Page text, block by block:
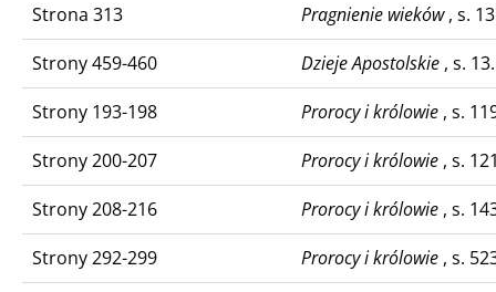
Strona 313
Pragnienie wieków, s.
Strony 459-460
Dzieje Apostolskie, s.
Strony 193-198
Prorocy i królowie, s.
Strony 200-207
Prorocy i królowie, s.
Strony 208-216
Prorocy i królowie, s.
Strony 292-299
Prorocy i królowie, s.